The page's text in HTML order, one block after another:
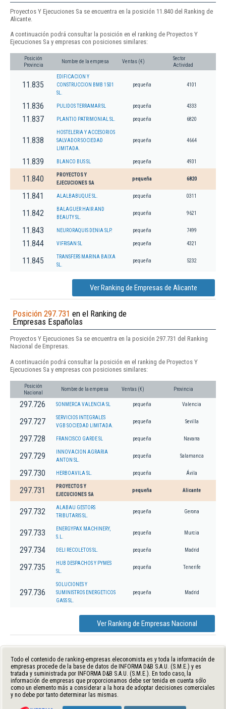
Proyectos Y Ejecuciones Sa se encuentra en la posición 11.840 del Ranking de
Alicante.
A continuación podrá consultar la posición en el ranking de Proyectos Y
Ejecuciones Sa y empresas con posiciones similares:
Posición
Provincia
Nombre de la empresa Ventas (€)
Sector
Actividad
11.835
EDIFICACION Y
CONSTRUCCION BMB 1501
SL.
pequeña 4101
11.836 PULIDOS TERRAMAR SL pequeña 4333
11.837 PLANTIO PATRIMONIAL SL. pequeña 6820
11.838
HOSTELERIA Y ACCESORIOS
SALVADOR SOCIEDAD
LIMITADA.
pequeña 4664
11.839 BLANCO BUS SL pequeña 4931
11.840
PROYECTOS Y
EJECUCIONES SA
pequeña 6820
11.841 ALALBABUQUE SL. pequeña 0311
11.842
BALAGUER HAIR AND
BEAUTY SL.
pequeña 9621
11.843 NEURORAQUIS DENIA SLP. pequeña 7499
11.844 VIFRISAN SL pequeña 4321
11.845
TRANSFERS MARINA BAIXA
SL.
pequeña 5232
Ver Ranking de Empresas de Alicante
Posición 297.731 en el Ranking de
Empresas Españolas
Proyectos Y Ejecuciones Sa se encuentra en la posición 297.731 del Ranking
Nacional de Empresas.
A continuación podrá consultar la posición en el ranking de Proyectos Y
Ejecuciones Sa y empresas con posiciones similares:
Posición
Nacional
Nombre de la empresa Ventas (€) Provincia
297.726 SONMERCA VALENCIA SL pequeña Valencia
297.727
SERVICIOS INTEGRALES
VGB SOCIEDAD LIMITADA.
pequeña Sevilla
297.728 FRANCISCO GARDE SL pequeña Navarra
297.729
INNOVACION AGRARIA
ANTON SL.
pequeña Salamanca
297.730 HERBOAVILA SL. pequeña Ávila
297.731
PROYECTOS Y
EJECUCIONES SA
pequeña Alicante
297.732
ALABAU GESTORS
TRIBUTARIS SL.
pequeña Gerona
297.733
ENERGYPAX MACHINERY,
S.L.
pequeña Murcia
297.734 DELI RECOLETOS SL. pequeña Madrid
297.735
HUB DESPACHOS Y PYMES
SL.
pequeña Tenerife
297.736
SOLUCIONES Y
SUMINISTROS ENERGETICOS
GASS SL.
pequeña Madrid
Ver Ranking de Empresas Nacional
Todo el contenido de ranking-empresas.eleconomista.es y toda la información de
empresas procede de la base de datos de INFORMA D&B S.A.U. (S.M.E.) y es
tratada y suministrada por INFORMA D&B S.A.U. (S.M.E.). En todo caso, la
información de empresas que proporcionamos debe ser tenida en cuenta sólo
como un elemento más a considerar a la hora de adoptar decisiones comerciales
y no debe por tanto determinar las mismas.